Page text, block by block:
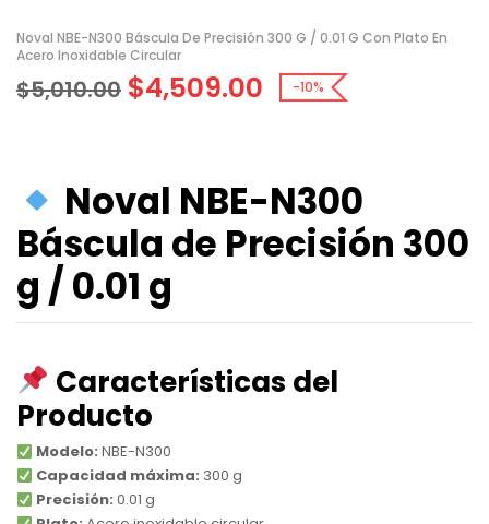
Noval NBE-N300 Báscula De Precisión 300 G / 0.01 G Con Plato En
Acero Inoxidable Circular
$5,010.00 $4,509.00 -10%
Noval NBE-N300
Báscula de Precisión 300
g / 0.01 g
Características del
Producto
Modelo: NBE-N300
Capacidad máxima: 300 g
Precisión: 0.01 g